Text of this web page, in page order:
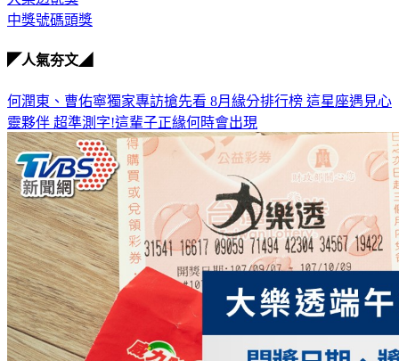
大樂透貳獎
何潤東、曹佑寧獨家專訪搶先看8月緣分排行榜 這星座遇見心
靈夥伴超準測字!這輩子正緣何時會出現